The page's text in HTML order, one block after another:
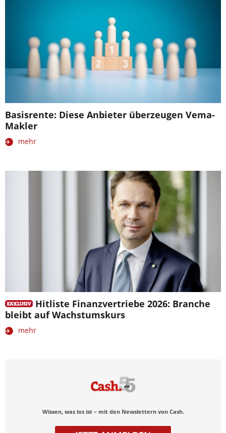
Basisrente: Diese Anbieter überzeugen Vema-
Makler
mehr
Hitliste Finanzvertriebe 2026: Branche
bleibt auf Wachstumskurs
mehr
Wissen, was los ist – mit den Newslettern von Cash.